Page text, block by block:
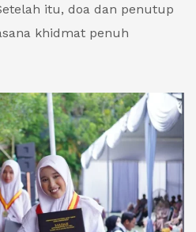
itu, doa dan penutup
khidmat penuh